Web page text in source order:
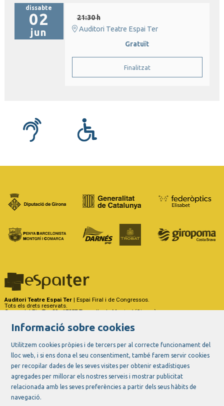
dissabte
02
jun
21:30 h
Auditori Teatre Espai Ter
Gratuït
Finalitzat
Auditori Teatre Espai Ter | Espai Firal i de Congressos.
Tots els drets reservats.
Carrer del Riu Ter, 29 - 17257 Torroella de Montgrí (Girona)
Link a instagram
Link a youtube
Link a twitter
Link a facebook
Informació sobre cookies
Utilitzem cookies pròpies i de tercers per al correcte funcionament del
lloc web, i si ens dona el seu consentiment, també farem servir cookies
per recopilar dades de les seves visites per obtenir estadístiques
agregades per millorar els nostres serveis i mostrar publicitat
relacionada amb les seves preferències a partir dels seus hàbits de
navegació.